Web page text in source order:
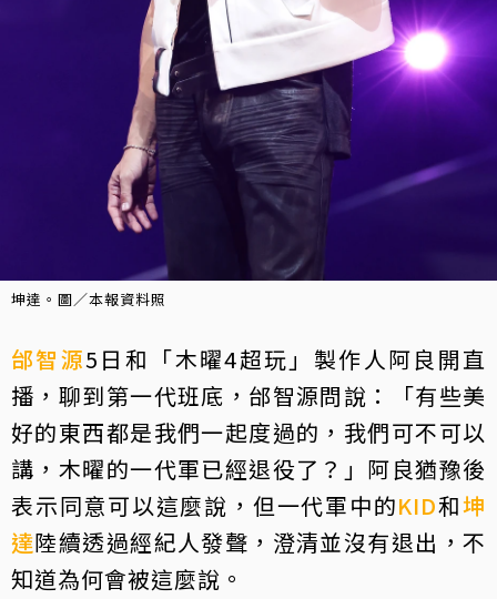
坤達。圖／本報資料照
邰智源5日和「木曜4超玩」製作人阿良開直
播，聊到第一代班底，邰智源問說：「有些美
好的東西都是我們一起度過的，我們可不可以
講，木曜的一代軍已經退役了？」阿良猶豫後
表示同意可以這麼說，但一代軍中的KID和坤
達陸續透過經紀人發聲，澄清並沒有退出，不
知道為何會被這麼說。